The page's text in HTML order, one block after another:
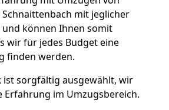
mit jeglicher
können Ihnen somit
wir für jedes Budget eine
finden werden.
ist sorgfältig ausgewählt, wir
Erfahrung im Umzugsbereich.